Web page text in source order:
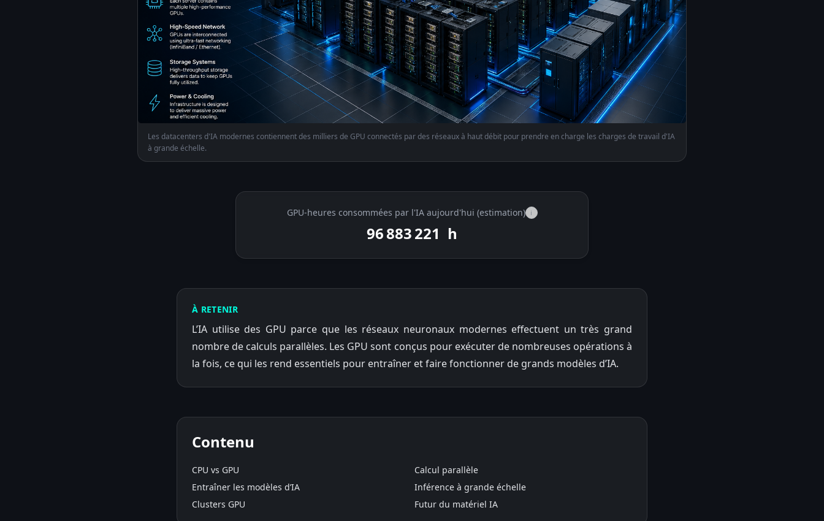
Les datacenters d'IA modernes contiennent des milliers de GPU connectés par des réseaux à haut débit pour prendre en charge les charges de travail d'IA
à grande échelle.
GPU-heures consommées par l'IA aujourd'hui (estimation) i
96 884 499 h
À RETENIR
L’IA utilise des GPU parce que les réseaux neuronaux modernes effectuent un très grand
nombre de calculs parallèles. Les GPU sont conçus pour exécuter de nombreuses opérations à
la fois, ce qui les rend essentiels pour entraîner et faire fonctionner de grands modèles d’IA.
Contenu
CPU vs GPU
Calcul parallèle
Entraîner les modèles d’IA
Inférence à grande échelle
Clusters GPU
Futur du matériel IA